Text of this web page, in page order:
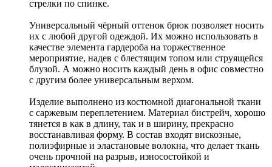
стрелки по спинке.
Универсальный чёрный оттенок брюк позволяет носить
их с любой другой одеждой. Их можно использовать в
качестве элемента гардероба на торжественное
мероприятие, надев с блестящим топом или струящейся
блузой. А можно носить каждый день в офис совместно
с другим более универсальным верхом.
Изделие выполнено из костюмной диагональной ткани
с саржевым переплетением. Материал бистрейч, хорошо
тянется в как в длину, так и в ширину, прекрасно
восстанавливая форму. В состав входят вискозные,
полиэфирные и эластановые волокна, что делает ткань
очень прочной на разрыв, износостойкой и